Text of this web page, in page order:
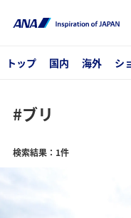
トップ 国内 海外 シ
#ブリ
検索結果：1件